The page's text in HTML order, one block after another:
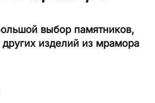
выбор памятников,
других изделий из мрамора